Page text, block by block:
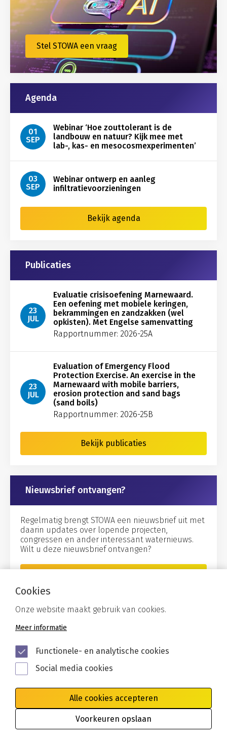
Stel STOWA een vraag
Agenda
01
SEP
Webinar ‘Hoe zouttolerant is de
landbouw en natuur? Kijk mee met
lab-, kas- en mesocosmexperimenten’
03
SEP
Webinar ontwerp en aanleg
infiltratievoorzieningen
Bekijk agenda
Publicaties
23
JUL
Evaluatie crisisoefening Marnewaard.
Een oefening met mobiele keringen,
bekrammingen en zandzakken (wel
opkisten). Met Engelse samenvatting
Rapportnummer: 2026-25A
23
JUL
Evaluation of Emergency Flood
Protection Exercise. An exercise in the
Marnewaard with mobile barriers,
erosion protection and sand bags
(sand boils)
Rapportnummer: 2026-25B
Bekijk publicaties
Nieuwsbrief ontvangen?
Regelmatig brengt STOWA een nieuwsbrief uit met
daarin updates over lopende projecten,
congressen en ander interessant waternieuws.
Wilt u deze nieuwsbrief ontvangen?
Algemene voorwaarden Privacy
Cookies
Disclaimer
Cookies
Onze website maakt gebruik van cookies.
Meer informatie
Functionele- en analytische cookies
Social media cookies
Alle cookies accepteren
Voorkeuren opslaan